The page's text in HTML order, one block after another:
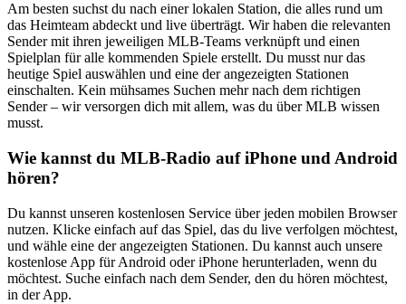
Am besten suchst du nach einer lokalen Station, die alles rund um
das Heimteam abdeckt und live überträgt. Wir haben die relevanten
Sender mit ihren jeweiligen MLB-Teams verknüpft und einen
Spielplan für alle kommenden Spiele erstellt. Du musst nur das
heutige Spiel auswählen und eine der angezeigten Stationen
einschalten. Kein mühsames Suchen mehr nach dem richtigen
Sender – wir versorgen dich mit allem, was du über MLB wissen
musst.
Wie kannst du MLB-Radio auf iPhone und Android
hören?
Du kannst unseren kostenlosen Service über jeden mobilen Browser
nutzen. Klicke einfach auf das Spiel, das du live verfolgen möchtest,
und wähle eine der angezeigten Stationen. Du kannst auch unsere
kostenlose App für Android oder iPhone herunterladen, wenn du
möchtest. Suche einfach nach dem Sender, den du hören möchtest,
in der App.